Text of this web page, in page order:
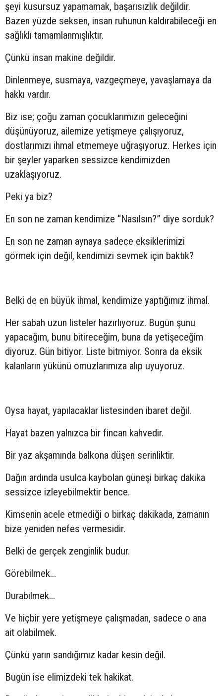
şeyi kusursuz yapamamak, başarısızlık değildir.
Bazen yüzde seksen, insan ruhunun kaldırabileceği en
sağlıklı tamamlanmışlıktır.
Çünkü insan makine değildir.
Dinlenmeye, susmaya, vazgeçmeye, yavaşlamaya da
hakkı vardır.
Biz ise; çoğu zaman çocuklarımızın geleceğini
düşünüyoruz, ailemize yetişmeye çalışıyoruz,
dostlarımızı ihmal etmemeye uğraşıyoruz. Herkes için
bir şeyler yaparken sessizce kendimizden
uzaklaşıyoruz.
Peki ya biz?
En son ne zaman kendimize “Nasılsın?” diye sorduk?
En son ne zaman aynaya sadece eksiklerimizi
görmek için değil, kendimizi sevmek için baktık?
Belki de en büyük ihmal, kendimize yaptığımız ihmal.
Her sabah uzun listeler hazırlıyoruz. Bugün şunu
yapacağım, bunu bitireceğim, buna da yetişeceğim
diyoruz. Gün bitiyor. Liste bitmiyor. Sonra da eksik
kalanların yükünü omuzlarımıza alıp uyuyoruz.
Oysa hayat, yapılacaklar listesinden ibaret değil.
Hayat bazen yalnızca bir fincan kahvedir.
Bir yaz akşamında balkona düşen serinliktir.
Dağın ardında usulca kaybolan güneşi birkaç dakika
sessizce izleyebilmektir bence.
Kimsenin acele etmediği o birkaç dakikada, zamanın
bize yeniden nefes vermesidir.
Belki de gerçek zenginlik budur.
Görebilmek…
Durabilmek…
Ve hiçbir yere yetişmeye çalışmadan, sadece o ana
ait olabilmek.
Çünkü yarın sandığımız kadar kesin değil.
Bugün ise elimizdeki tek hakikat.